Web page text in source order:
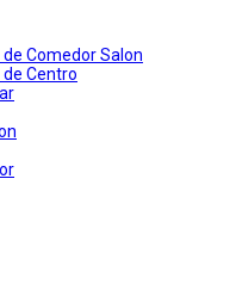
de Comedor Salon
de Centro